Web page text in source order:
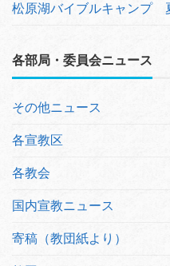
松原湖バイブルキャンプ
各部局・委員会ニュース
その他ニュース
各宣教区
各教会
国内宣教ニュース
寄稿（教団紙より）